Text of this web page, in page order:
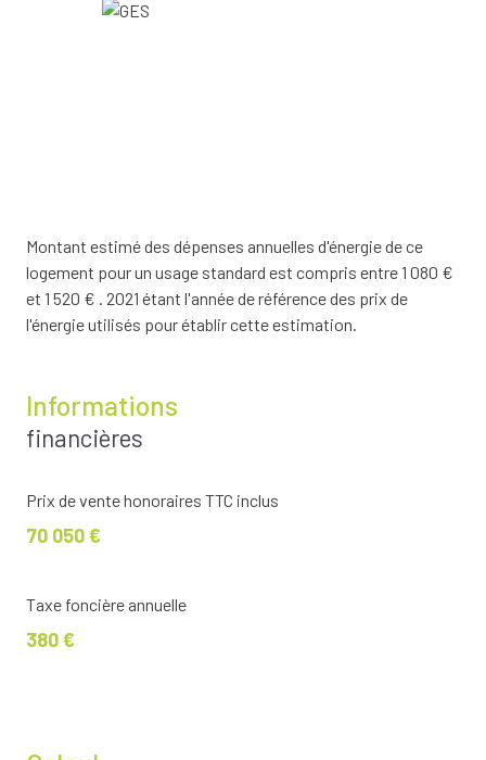
Montant estimé des dépenses annuelles d'énergie de ce
logement pour un usage standard est compris entre 1 080 €
et 1 520 € . 2021 étant l'année de référence des prix de
l'énergie utilisés pour établir cette estimation.
Informations
financières
Prix de vente honoraires TTC inclus
70 050 €
Taxe foncière annuelle
380 €